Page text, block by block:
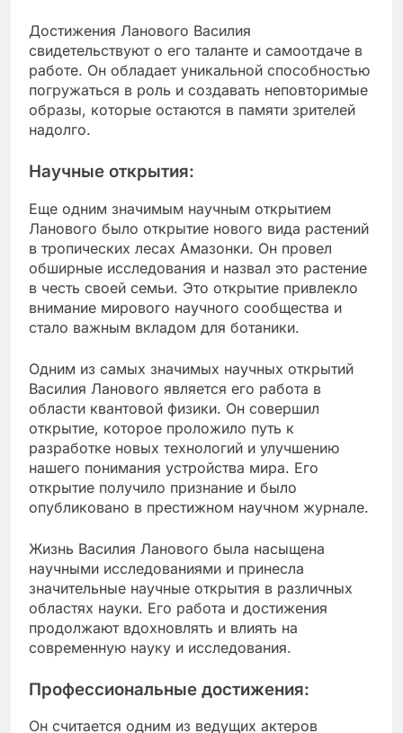
Достижения Ланового Василия
свидетельствуют о его таланте и самоотдаче в
работе. Он обладает уникальной способностью
погружаться в роль и создавать неповторимые
образы, которые остаются в памяти зрителей
надолго.
Научные открытия:
Еще одним значимым научным открытием
Ланового было открытие нового вида растений
в тропических лесах Амазонки. Он провел
обширные исследования и назвал это растение
в честь своей семьи. Это открытие привлекло
внимание мирового научного сообщества и
стало важным вкладом для ботаники.
Одним из самых значимых научных открытий
Василия Ланового является его работа в
области квантовой физики. Он совершил
открытие, которое проложило путь к
разработке новых технологий и улучшению
нашего понимания устройства мира. Его
открытие получило признание и было
опубликовано в престижном научном журнале.
Жизнь Василия Ланового была насыщена
научными исследованиями и принесла
значительные научные открытия в различных
областях науки. Его работа и достижения
продолжают вдохновлять и влиять на
современную науку и исследования.
Профессиональные достижения:
Он считается одним из ведущих актеров